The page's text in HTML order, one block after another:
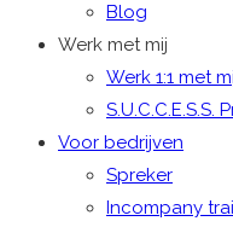
Blog
Werk met mij
Werk 1:1 met
S.U.C.C.E.S.S.
Voor bedrijven
Spreker
Incompany